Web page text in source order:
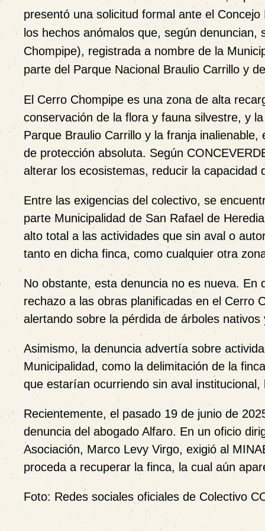
presentó una solicitud formal ante el
los hechos anómalos que, según
Chompipe), registrada a nombre de la
parte del Parque Nacional Braulio Carrillo y
El Cerro Chompipe es una zona de alta
conservación de la flora y fauna silvestre, y
Parque Braulio Carrillo y la franja
de protección absoluta. Según
alterar los ecosistemas, reducir la
Entre las exigencias del colectivo, se
parte Municipalidad de San Rafael de
alto total a las actividades que sin aval o
tanto en dicha finca, como cualquier otra
No obstante, esta denuncia no es nueva. En
rechazo a las obras planificadas en el Cerro
alertando sobre la pérdida de árboles
Asimismo, la denuncia advertía sobre
Municipalidad, como la delimitación de la
que estarían ocurriendo sin aval
Recientemente, el pasado 19 de junio de
denuncia del abogado Alfaro. En un oficio
Asociación, Marco Levy Virgo, exigió al
proceda a recuperar la finca, la cual aún
Foto: Redes sociales oficiales de Colectivo